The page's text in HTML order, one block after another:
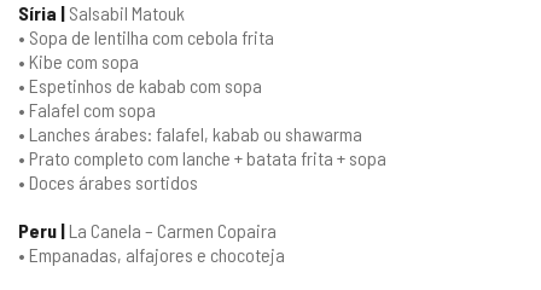
Síria | Salsabil Matouk
• Sopa de lentilha com cebola frita
• Kibe com sopa
• Espetinhos de kabab com sopa
• Falafel com sopa
• Lanches árabes: falafel, kabab ou shawarma
• Prato completo com lanche + batata frita + sopa
• Doces árabes sortidos
Peru | La Canela – Carmen Copaira
• Empanadas, alfajores e chocoteja